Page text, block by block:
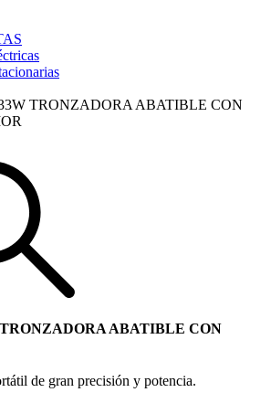
TRONZADORA ABATIBLE CON
ABATIBLE CON
de gran precisión y potencia.